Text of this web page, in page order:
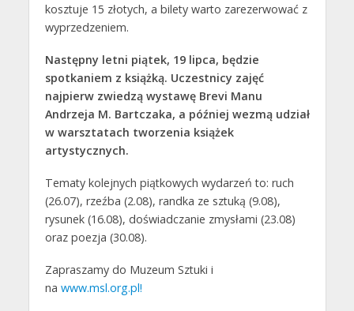
kosztuje 15 złotych, a bilety warto zarezerwować z
wyprzedzeniem.
Następny letni piątek, 19 lipca, będzie
spotkaniem z książką. Uczestnicy zajęć
najpierw zwiedzą wystawę Brevi Manu
Andrzeja M. Bartczaka, a później wezmą udział
w warsztatach tworzenia książek
artystycznych.
Tematy kolejnych piątkowych wydarzeń to: ruch
(26.07), rzeźba (2.08), randka ze sztuką (9.08),
rysunek (16.08), doświadczanie zmysłami (23.08)
oraz poezja (30.08).
Zapraszamy do Muzeum Sztuki i
na www.msl.org.pl!